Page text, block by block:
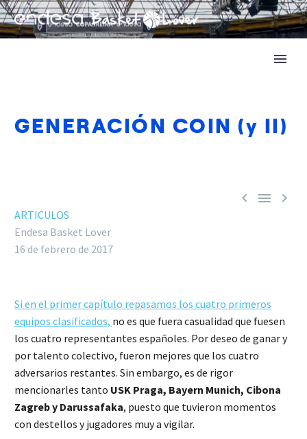
GENERACIÓN COIN (y II)
  
ARTICULOS
Endesa Basket Lover
16 de febrero de 2017
Si en el primer capítulo repasamos los cuatro primeros
equipos clasificados, no es que fuera casualidad que fuesen
los cuatro representantes españoles. Por deseo de ganar y
por talento colectivo, fueron mejores que los cuatro
adversarios restantes. Sin embargo, es de rigor
mencionarles tanto USK Praga, Bayern Munich, Cibona
Zagreb y Darussafaka, puesto que tuvieron momentos
con destellos y jugadores muy a vigilar.